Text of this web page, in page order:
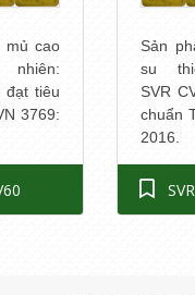
mủ cao
đạt tiêu
3769:
Sản
su
SVR
chuẩn
2016.